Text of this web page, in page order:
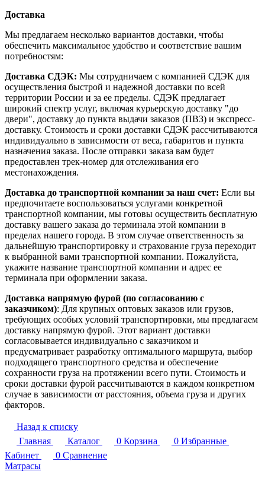
Доставка
Мы предлагаем несколько вариантов доставки, чтобы
обеспечить максимальное удобство и соответствие вашим
потребностям:
Доставка СДЭК: Мы сотрудничаем с компанией СДЭК для
осуществления быстрой и надежной доставки по всей
территории России и за ее пределы. СДЭК предлагает
широкий спектр услуг, включая курьерскую доставку "до
двери", доставку до пункта выдачи заказов (ПВЗ) и экспресс-
доставку. Стоимость и сроки доставки СДЭК рассчитываются
индивидуально в зависимости от веса, габаритов и пункта
назначения заказа. После отправки заказа вам будет
предоставлен трек-номер для отслеживания его
местонахождения.
Доставка до транспортной компании за наш счет: Если вы
предпочитаете воспользоваться услугами конкретной
транспортной компании, мы готовы осуществить бесплатную
доставку вашего заказа до терминала этой компании в
пределах нашего города. В этом случае ответственность за
дальнейшую транспортировку и страхование груза переходит
к выбранной вами транспортной компании. Пожалуйста,
укажите название транспортной компании и адрес ее
терминала при оформлении заказа.
Доставка напрямую фурой (по согласованию с
заказчиком): Для крупных оптовых заказов или грузов,
требующих особых условий транспортировки, мы предлагаем
доставку напрямую фурой. Этот вариант доставки
согласовывается индивидуально с заказчиком и
предусматривает разработку оптимального маршрута, выбор
подходящего транспортного средства и обеспечение
сохранности груза на протяжении всего пути. Стоимость и
сроки доставки фурой рассчитываются в каждом конкретном
случае в зависимости от расстояния, объема груза и других
факторов.
Назад к списку
Главная
Каталог 0 Корзина 0 Избранные
Кабинет
0 Сравнение
Матрасы